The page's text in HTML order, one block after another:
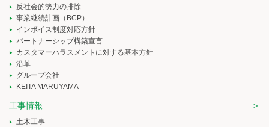
反社会的勢力の排除
事業継続計画（BCP）
インボイス制度対応方針
パートナーシップ構築宣言
カスタマーハラスメントに対する基本方針
沿革
グループ会社
KEITA MARUYAMA
工事情報
土木工事